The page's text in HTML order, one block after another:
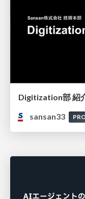
Digitization部 紹
sansan33